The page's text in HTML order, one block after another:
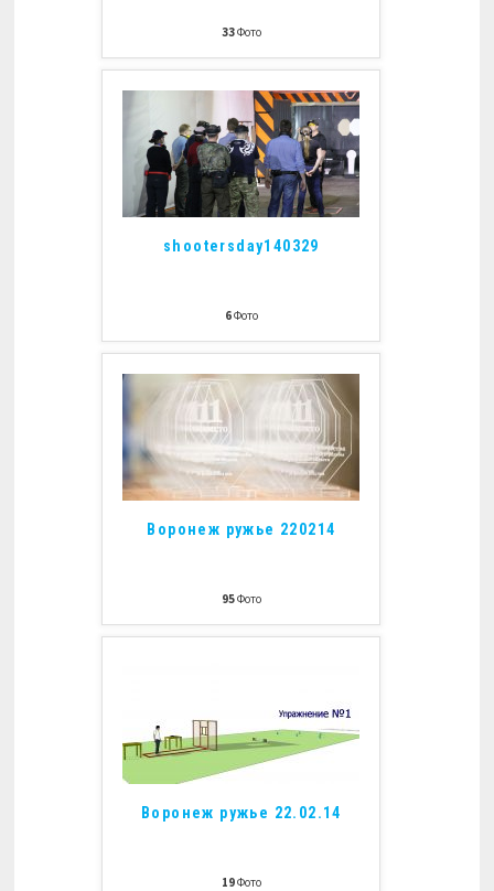
33Фото
shootersday140329
6Фото
Воронеж ружье 220214
95Фото
Воронеж ружье 22.02.14
19Фото